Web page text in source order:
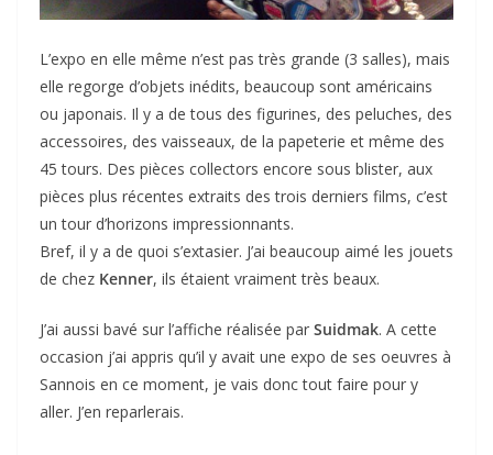
L’expo en elle même n’est pas très grande (3 salles), mais
elle regorge d’objets inédits, beaucoup sont américains
ou japonais. Il y a de tous des figurines, des peluches, des
accessoires, des vaisseaux, de la papeterie et même des
45 tours. Des pièces collectors encore sous blister, aux
pièces plus récentes extraits des trois derniers films, c’est
un tour d’horizons impressionnants.
Bref, il y a de quoi s’extasier. J’ai beaucoup aimé les jouets
de chez Kenner, ils étaient vraiment très beaux.
J’ai aussi bavé sur l’affiche réalisée par Suidmak. A cette
occasion j’ai appris qu’il y avait une expo de ses oeuvres à
Sannois en ce moment, je vais donc tout faire pour y
aller. J’en reparlerais.